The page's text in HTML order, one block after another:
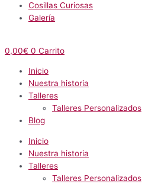
Cosillas Curiosas
Galería
0,00€ 0 Carrito
Inicio
Nuestra historia
Talleres
Talleres Personalizados
Blog
Inicio
Nuestra historia
Talleres
Talleres Personalizados